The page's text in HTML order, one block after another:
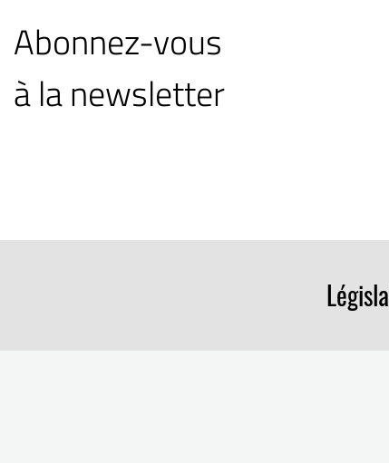
Abonnez-vous
à la newsletter